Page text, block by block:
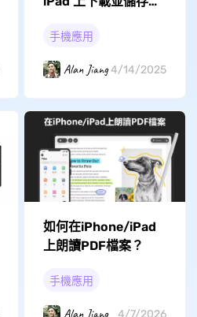
手機應用
Alan Jiang4/14/2025
如何在iPhone/iPad
上朗讀PDF檔案？
手機應用
4/7/2026